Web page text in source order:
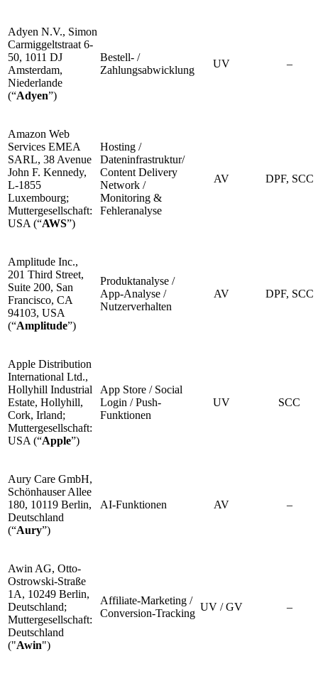
Adyen N.V., Simon
Carmiggeltstraat 6-
50, 1011 DJ
Amsterdam,
Niederlande
(“Adyen”)
Bestell- /
Zahlungsabwicklung
UV –
Amazon Web
Services EMEA
SARL, 38 Avenue
John F. Kennedy,
L-1855
Luxembourg;
Muttergesellschaft:
USA (“AWS”)
Hosting /
Dateninfrastruktur/
Content Delivery
Network /
Monitoring &
Fehleranalyse
AV DPF, SCC
Amplitude Inc.,
201 Third Street,
Suite 200, San
Francisco, CA
94103, USA
(“Amplitude”)
Produktanalyse /
App-Analyse /
Nutzerverhalten
AV DPF, SCC
Apple Distribution
International Ltd.,
Hollyhill Industrial
Estate, Hollyhill,
Cork, Irland;
Muttergesellschaft:
USA (“Apple”)
App Store / Social
Login / Push-
Funktionen
UV SCC
Aury Care GmbH,
Schönhauser Allee
180, 10119 Berlin,
Deutschland
(“Aury”)
AI-Funktionen AV –
Awin AG, Otto-
Ostrowski-Straße
1A, 10249 Berlin,
Deutschland;
Muttergesellschaft:
Deutschland
("Awin")
Affiliate-Marketing /
Conversion-Tracking
UV / GV –